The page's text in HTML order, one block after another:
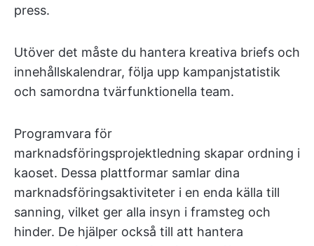
press.
Utöver det måste du hantera kreativa briefs och
innehållskalendrar, följa upp kampanjstatistik
och samordna tvärfunktionella team.
Programvara för
marknadsföringsprojektledning skapar ordning i
kaoset. Dessa plattformar samlar dina
marknadsföringsaktiviteter i en enda källa till
sanning, vilket ger alla insyn i framsteg och
hinder. De hjälper också till att hantera